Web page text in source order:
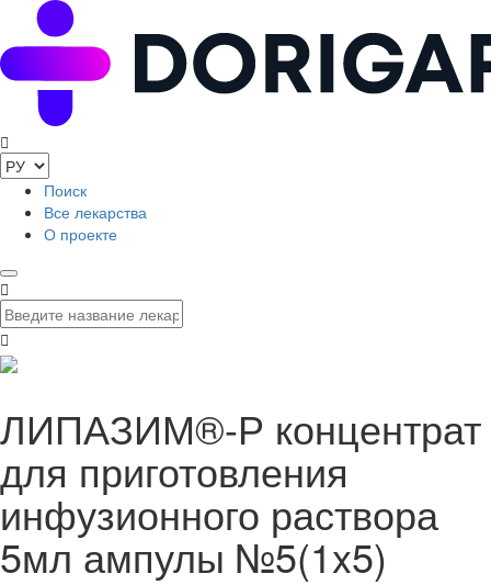
Поиск
Все лекарства
О проекте
ЛИПАЗИМ®-Р концентрат
для приготовления
инфузионного раствора
5мл ампулы №5(1x5)